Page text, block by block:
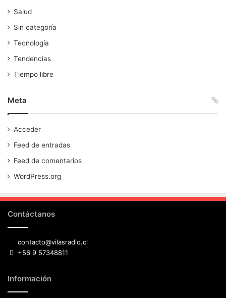
Salud
Sin categoría
Tecnología
Tendencias
Tiempo libre
Meta
Acceder
Feed de entradas
Feed de comentarios
WordPress.org
Contáctanos
contacto@vilasradio.cl
+56 9 57348811
Información